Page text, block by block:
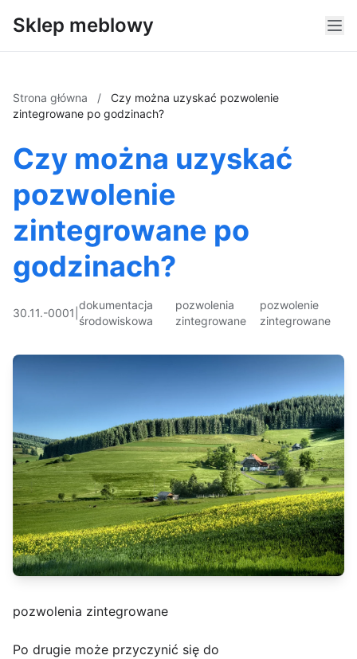
Sklep meblowy
Strona główna /
Czy można uzyskać pozwolenie
zintegrowane po godzinach?
Czy można uzyskać
pozwolenie
zintegrowane po
godzinach?
30.11.-0001
dokumentacja
środowiskowa
pozwolenia
zintegrowane
pozwolenie
zintegrowane
pozwolenia zintegrowane
Po drugie może przyczynić się do